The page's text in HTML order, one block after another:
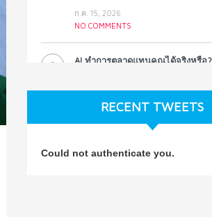
ก.ค. 15, 2026
NO COMMENTS
3
AI ทำการตลาดแทนคุณได้จริงหรือ
NO COMMENTS
จาก Dan Koe ในแบบอาจารย์บอม
RECENT TWEETS
Could not authenticate you.